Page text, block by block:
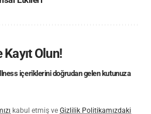
Olun!
içeriklerini doğrudan gelen kutunuza
kabul etmiş ve Gizlilik Politikamızdaki